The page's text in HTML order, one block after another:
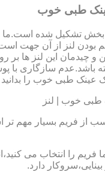
طبی خوب
بخش تشکیل شده است.ما
بودن لنز از آن جهت
و چیدمان این لنز
باشد.عدم سازگاری
عینک طبی خوب را
طبی خوب | لنز
از فریم بسیار مهم
فریم را انتخاب می
دارد.